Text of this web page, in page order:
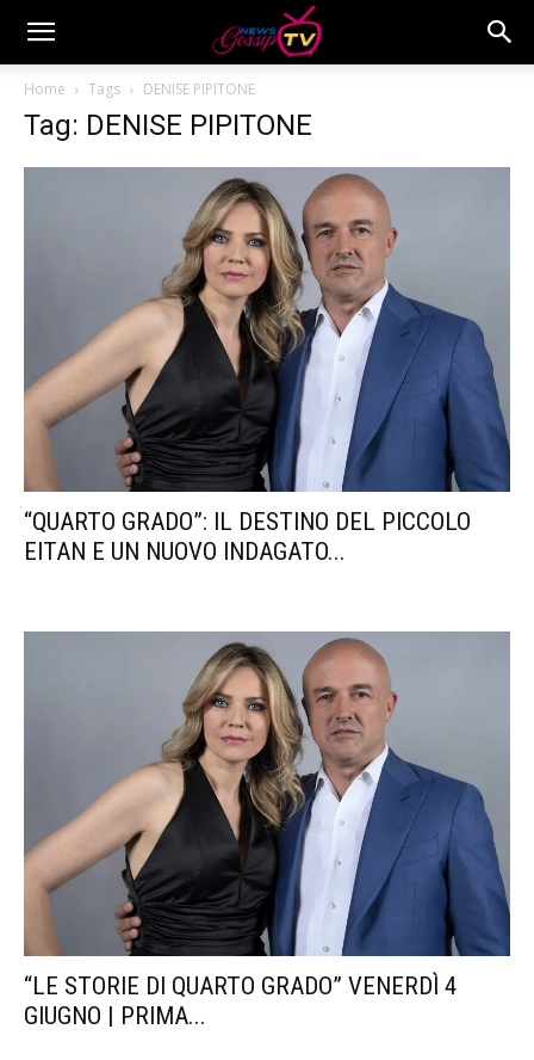
Home Tags DENISE PIPITONE
Tag: DENISE PIPITONE
“QUARTO GRADO”: IL DESTINO DEL PICCOLO
EITAN E UN NUOVO INDAGATO...
“LE STORIE DI QUARTO GRADO” VENERDÌ 4
GIUGNO | PRIMA...